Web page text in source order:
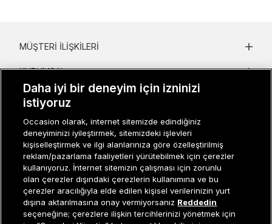
Müşteri İlişkileri0 850 800 01 20
MÜŞTERI İLIŞKILERI
KURUMSAL
KADIN KATEGORILER
GRUP MARKALAR
ERKEK KATEGORILER
Daha iyi bir deneyim için izninizi
istiyoruz
Occasion olarak, internet sitemizde edindiğiniz
deneyiminizi iyileştirmek, sitemizdeki işlevleri
kişiselleştirmek ve ilgi alanlarınıza göre özelleştirilmiş
reklam/pazarlama faaliyetleri yürütebilmek için çerezler
kullanıyoruz. İnternet sitemizin çalışması için zorunlu
olan çerezler dışındaki çerezlerin kullanımına ve bu
çerezler aracılığıyla elde edilen kişisel verilerinizin yurt
dışına aktarılmasına onay vermiyorsanız Reddedin
seçeneğine; çerezlere ilişkin tercihlerinizi yönetmek için